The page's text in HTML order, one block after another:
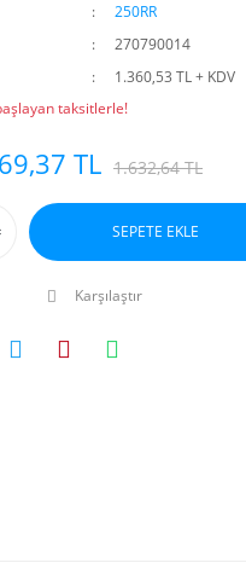
250RR
270790014
1.360,53 TL + KDV
taksitlerle!
TL 1.632,64 TL
SEPETE EKLE
Karşılaştır